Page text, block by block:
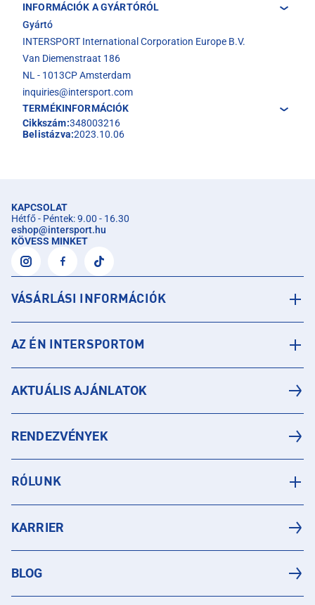
INFORMÁCIÓK A GYÁRTÓRÓL
Gyártó
INTERSPORT International Corporation Europe B.V.
Van Diemenstraat 186
NL - 1013CP Amsterdam
inquiries@intersport.com
TERMÉKINFORMÁCIÓK
Cikkszám:348003216
Belistázva:2023.10.06
KAPCSOLAT
Hétfő - Péntek: 9.00 - 16.30
eshop@intersport.hu
KÖVESS MINKET
VÁSÁRLÁSI INFORMÁCIÓK
AZ ÉN INTERSPORTOM
AKTUÁLIS AJÁNLATOK
RENDEZVÉNYEK
RÓLUNK
KARRIER
BLOG